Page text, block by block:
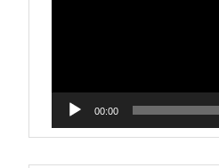
00:00